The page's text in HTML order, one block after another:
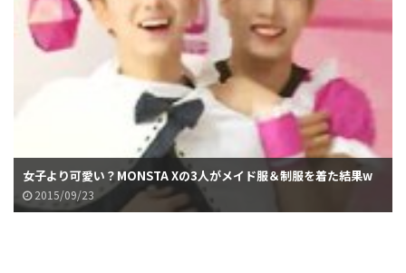
女子より可愛い？MONSTA Xの3人がメイド服＆制服を着た結果w
2015/09/23